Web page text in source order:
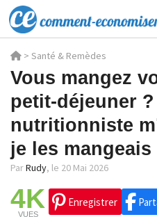
> Santé & Remèdes
Vous mangez
petit-déjeuner ?
nutritionniste
je les
ParRudy, le 20 Mai 2026
4K
VUES
Enregistrer